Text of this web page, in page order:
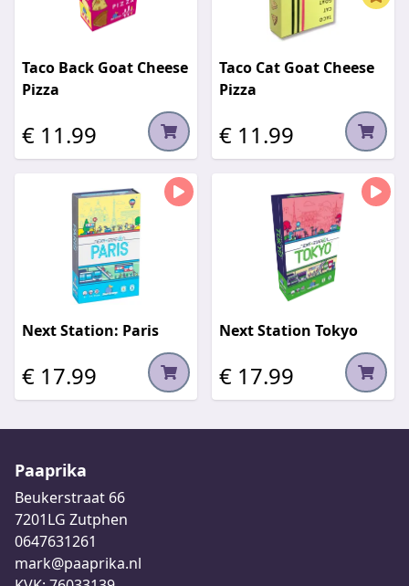
Taco Back Goat Cheese
Pizza
€ 11.99
Taco Cat Goat Cheese
Pizza
€ 11.99
Next Station: Paris
€ 17.99
Next Station Tokyo
€ 17.99
Paaprika
Beukerstraat 66
7201LG Zutphen
0647631261
mark@paaprika.nl